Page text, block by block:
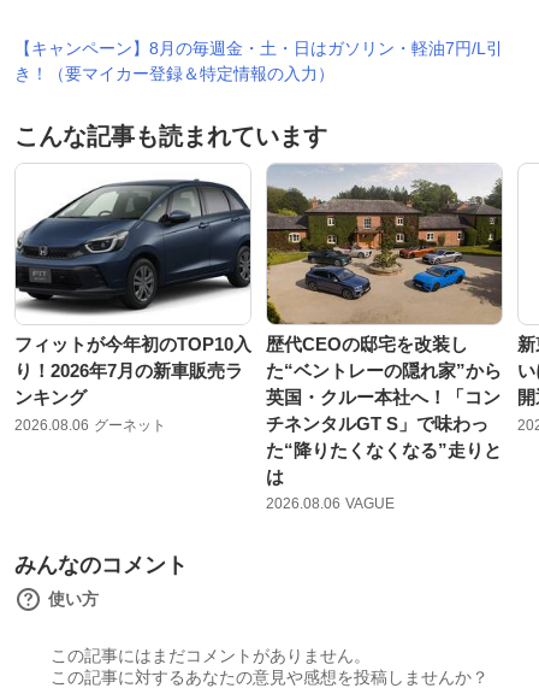
【キャンペーン】8月の毎週金・土・日はガソリン・軽油7円/L引
き！（要マイカー登録＆特定情報の入力）
こんな記事も読まれています
フィットが今年初のTOP10入
り！2026年7月の新車販売ラ
ンキング
2026.08.06 グーネット
歴代CEOの邸宅を改装し
た“ベントレーの隠れ家”から
英国・クルー本社へ！「コン
チネンタルGT S」で味わっ
た“降りたくなくなる”走りと
は
2026.08.06 VAGUE
みんなのコメント
使い方
この記事にはまだコメントがありません。
この記事に対するあなたの意見や感想を投稿しませんか？